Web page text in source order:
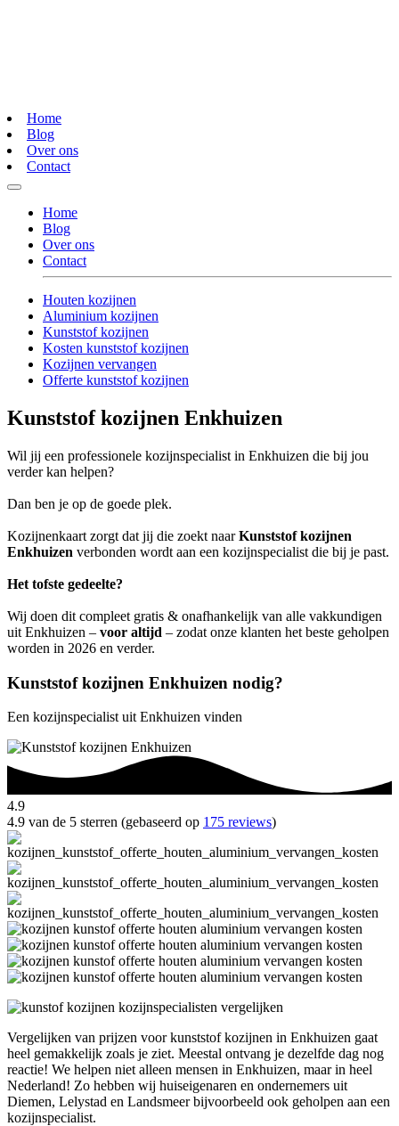
Home
Blog
Over ons
Contact
Home
Blog
Over ons
Contact
Houten kozijnen
Aluminium kozijnen
Kunststof kozijnen
Kosten kunststof kozijnen
Kozijnen vervangen
Offerte kunststof kozijnen
Kunststof kozijnen Enkhuizen
Wil jij een professionele kozijnspecialist in Enkhuizen die bij jou
verder kan helpen?
Dan ben je op de goede plek.
Kozijnenkaart zorgt dat jij die zoekt naarKunststof kozijnen
Enkhuizen verbonden wordt aan een kozijnspecialist die bij je past.
Het tofste gedeelte?
Wij doen dit compleet gratis & onafhankelijk van alle vakkundigen
uit Enkhuizen – voor altijd – zodat onze klanten het beste geholpen
worden in 2026 en verder.
Kunststof kozijnen Enkhuizen nodig?
Een kozijnspecialist uit Enkhuizen vinden
4.9
4.9 van de 5 sterren (gebaseerd op 175 reviews)
Vergelijken van prijzen voor kunststof kozijnen in Enkhuizen gaat
heel gemakkelijk zoals je ziet. Meestal ontvang je dezelfde dag nog
reactie! We helpen niet alleen mensen in Enkhuizen, maar in heel
Nederland! Zo hebben wij huiseigenaren en ondernemers uit
Diemen, Lelystad en Landsmeer bijvoorbeeld ook geholpen aan een
kozijnspecialist.